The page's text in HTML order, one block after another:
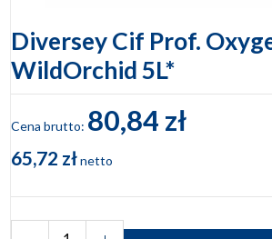
Diversey Cif Prof.
WildOrchid 5L*
Cena brutto: 80,84 zł
65,72 złnetto